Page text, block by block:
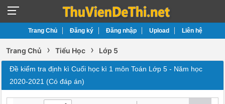
Trang Chủ Đăng ký Đăng nhập Upload Liên hệ
Trang Chủ › Tiểu Học › Lớp 5
Đề kiểm tra định kì Cuối học kì 1 môn Toán Lớp 5 - Năm học
2020-2021 (Có đáp án)